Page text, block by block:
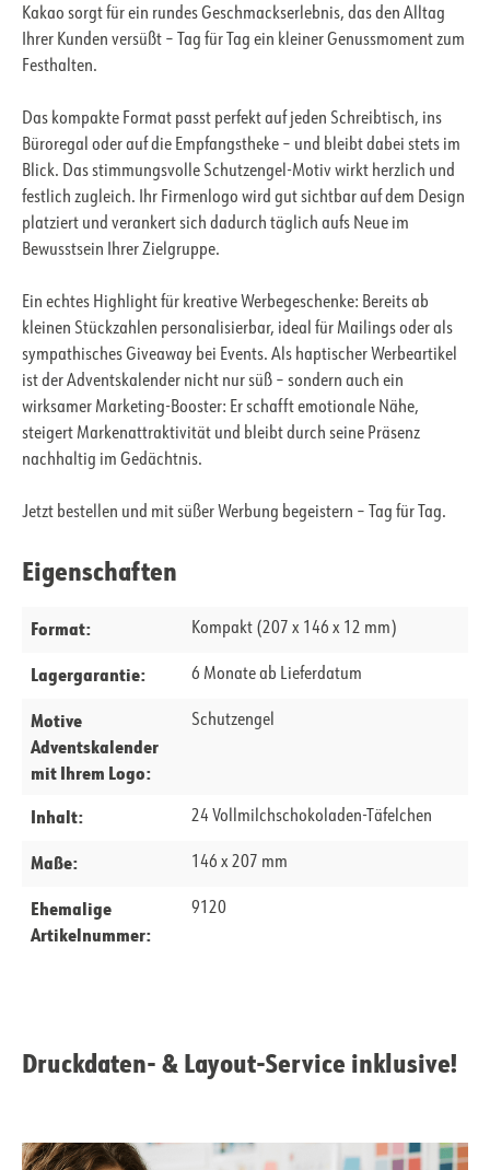
Kakao sorgt für ein rundes Geschmackserlebnis, das den Alltag
Ihrer Kunden versüßt – Tag für Tag ein kleiner Genussmoment zum
Festhalten.
Das kompakte Format passt perfekt auf jeden Schreibtisch, ins
Büroregal oder auf die Empfangstheke – und bleibt dabei stets im
Blick. Das stimmungsvolle Schutzengel-Motiv wirkt herzlich und
festlich zugleich. Ihr Firmenlogo wird gut sichtbar auf dem Design
platziert und verankert sich dadurch täglich aufs Neue im
Bewusstsein Ihrer Zielgruppe.
Ein echtes Highlight für kreative Werbegeschenke: Bereits ab
kleinen Stückzahlen personalisierbar, ideal für Mailings oder als
sympathisches Giveaway bei Events. Als haptischer Werbeartikel
ist der Adventskalender nicht nur süß – sondern auch ein
wirksamer Marketing-Booster: Er schafft emotionale Nähe,
steigert Markenattraktivität und bleibt durch seine Präsenz
nachhaltig im Gedächtnis.
Jetzt bestellen und mit süßer Werbung begeistern – Tag für Tag.
Eigenschaften
Format: Kompakt (207 x 146 x 12 mm)
Lagergarantie: 6 Monate ab Lieferdatum
Motive
Adventskalender
mit Ihrem Logo:
Schutzengel
Inhalt: 24 Vollmilchschokoladen-Täfelchen
Maße: 146 x 207 mm
Ehemalige
Artikelnummer:
9120
Druckdaten- & Layout-Service inklusive!